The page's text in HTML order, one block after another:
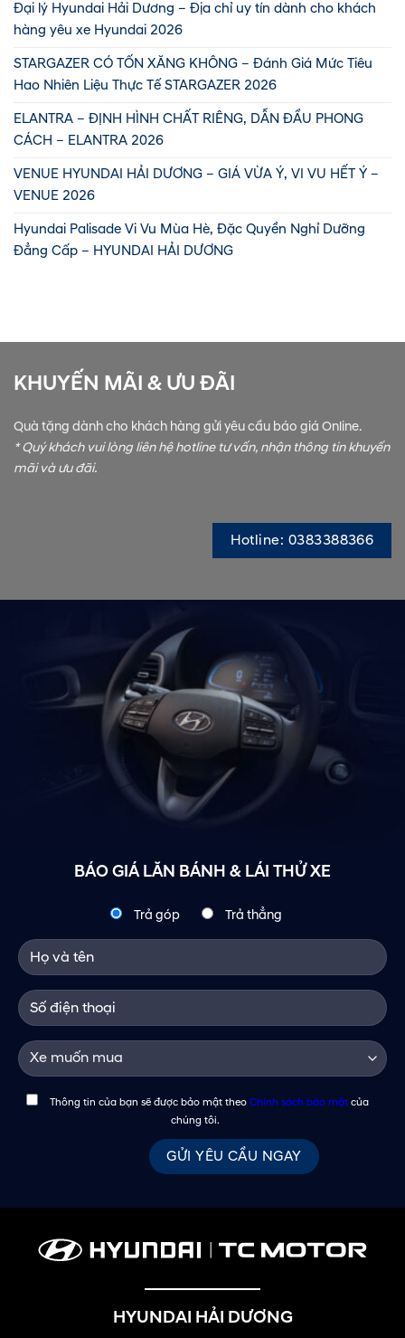
Đại lý Hyundai Hải Dương – Địa chỉ uy tín dành cho khách
hàng yêu xe Hyundai 2026
STARGAZER CÓ TỐN XĂNG KHÔNG – Đánh Giá Mức Tiêu
Hao Nhiên Liệu Thực Tế STARGAZER 2026
ELANTRA – ĐỊNH HÌNH CHẤT RIÊNG, DẪN ĐẦU PHONG
CÁCH – ELANTRA 2026
VENUE HYUNDAI HẢI DƯƠNG – GIÁ VỪA Ý, VI VU HẾT Ý –
VENUE 2026
Hyundai Palisade Vi Vu Mùa Hè, Đặc Quyền Nghỉ Dưỡng
Đẳng Cấp – HYUNDAI HẢI DƯƠNG
KHUYẾN MÃI & ƯU ĐÃI
Quà tặng dành cho khách hàng gửi yêu cầu báo giá Online.
* Quý khách vui lòng liên hệ hotline tư vấn, nhận thông tin khuyến
mãi và ưu đãi.
Hotline: 0383388366
BÁO GIÁ LĂN BÁNH & LÁI THỬ XE
Trả góp Trả thẳng
Thông tin của bạn sẽ được bảo mật theo Chính sách bảo mậtcủa
chúng tôi.
HYUNDAI HẢI DƯƠNG